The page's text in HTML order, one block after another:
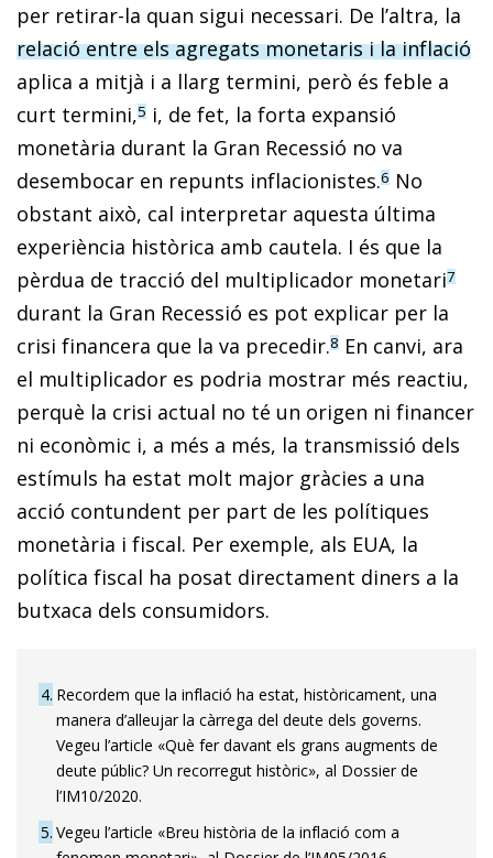
per retirar-la quan sigui necessari. De l’altra, la
relació entre els agregats monetaris i la inflació
aplica a mitjà i a llarg termini, però és feble a
curt termini,5 i, de fet, la forta expansió
monetària durant la Gran Recessió no va
desembocar en repunts inflacionistes.6 No
obstant això, cal interpretar aquesta última
experiència històrica amb cautela. I és que la
pèrdua de tracció del multiplicador monetari7
durant la Gran Recessió es pot explicar per la
crisi financera que la va precedir.8 En canvi, ara
el multiplicador es podria mostrar més reactiu,
perquè la crisi actual no té un origen ni financer
ni econòmic i, a més a més, la transmissió dels
estímuls ha estat molt major gràcies a una
acció contundent per part de les polítiques
monetària i fiscal. Per exemple, als EUA, la
política fiscal ha posat directament diners a la
butxaca dels consumidors.
4 Recordem que la inflació ha estat, històricament, una
manera d’alleujar la càrrega del deute dels governs.
Vegeu l’article «Què fer davant els grans augments de
deute públic? Un recorregut històric», al Dossier de
l’IM10/2020.
5 Vegeu l’article «Breu història de la inflació com a